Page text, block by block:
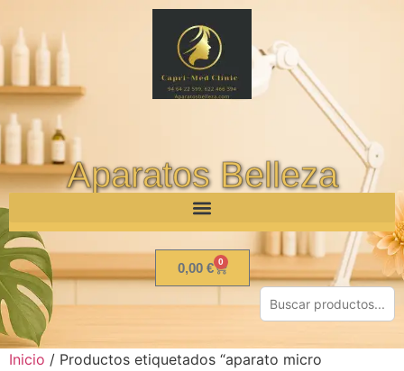
Aparatos Belleza
0,00 € 0
Inicio / Productos etiquetados “aparato micro